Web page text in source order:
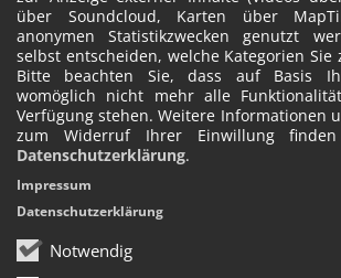
über Soundcloud, Karten über
anonymen Statistikzwecken genutzt
selbst entscheiden, welche Kategorien Sie
Bitte beachten Sie, dass auf Basis
womöglich nicht mehr alle
Verfügung stehen. Weitere Informationen
zum Widerruf Ihrer Einwillung
Datenschutzerklärung.
Notwendig
Impressum
Datenschutzerklärung